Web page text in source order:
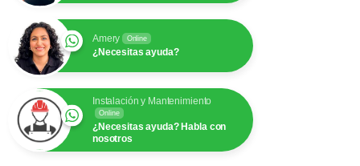
Amery Online
¿Necesitas ayuda?
Instalación y Mantenimiento
Online
¿Necesitas ayuda? Habla con
nosotros